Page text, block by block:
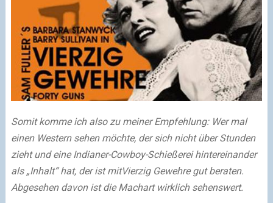
Somit komme ich also zu meiner Empfehlung: Wer mal
einen Western sehen möchte, der sich nicht über Stunden
zieht und eine Indianer-Cowboy-Schießerei hintereinander
als „Inhalt“ hat, der ist mitVierzig Gewehre gut beraten.
Abgesehen davon ist die Machart wirklich sehenswert.